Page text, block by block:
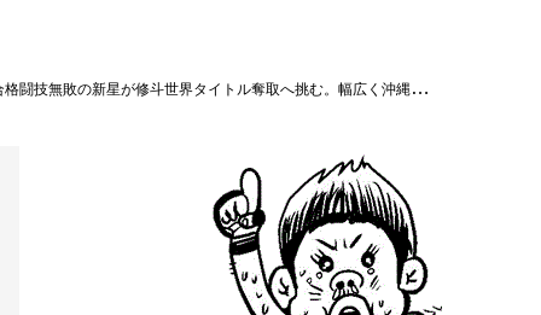
詳細↓http://www.shooto-mma.com/topics/?id=4051#Theパラエストラ沖縄#shooto0704#CKC2021#平良達郎#旭那拳#insprit#mobstyle#パラエストラ #沖縄 #那覇 #与儀 #MMA #shooto #コザ #総合格闘技 #修斗 #キックボクシング #柔術 #jiujitsu #ダイエット